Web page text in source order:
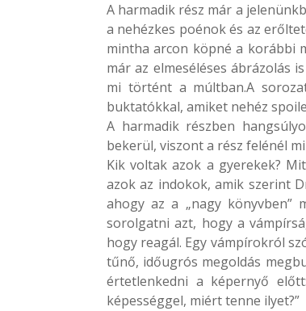
A harmadik rész már a
a nehézkes poénok és az
mintha arcon köpné a korábbi
már az elmeséléses ábrázolás
mi történt a múltban.A
buktatókkal, amiket nehéz
A harmadik részben
bekerül, viszont a rész felénél
Kik voltak azok a gyerekek?
azok az indokok, amik szerint
ahogy az a „nagy könyvben”
sorolgatni azt, hogy a
hogy reagál. Egy vámpírokról
tűnő, időugrós megoldás
értetlenkedni a képernyő
képességgel, miért tenne ilyet?”